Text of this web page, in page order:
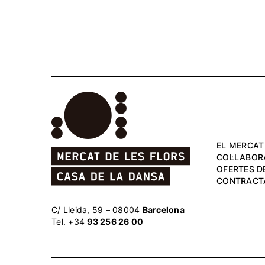
EL MERCAT
OFERTES
C/ Lleida, 59 – 08004 Barcelona
Tel. +3493 256 26 00